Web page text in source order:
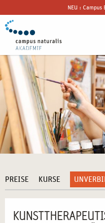
NEU : Campus
PREISE KURSE